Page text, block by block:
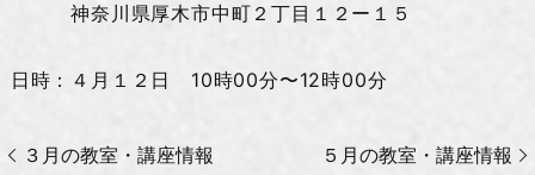
神奈川県厚木市中町２丁目１２ー１５
日時：４月１２日 10時00分〜12時00分
３月の教室・講座情報 ５月の教室・講座情報